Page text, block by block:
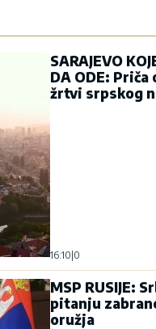
SARAJEVO
DA ODE:
žrtvi srpskog
16:10 0
MSP RUSIJE:
pitanju
oružja